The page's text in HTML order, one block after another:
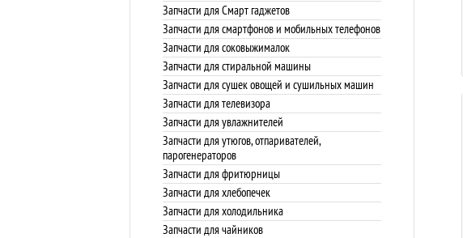
Запчасти для Смарт гаджетов
Запчасти для смартфонов и мобильных телефонов
Запчасти для соковыжималок
Запчасти для стиральной машины
Запчасти для сушек овощей и сушильных машин
Запчасти для телевизора
Запчасти для увлажнителей
Запчасти для утюгов, отпаривателей,
парогенераторов
Запчасти для фритюрницы
Запчасти для хлебопечек
Запчасти для холодильника
Запчасти для чайников